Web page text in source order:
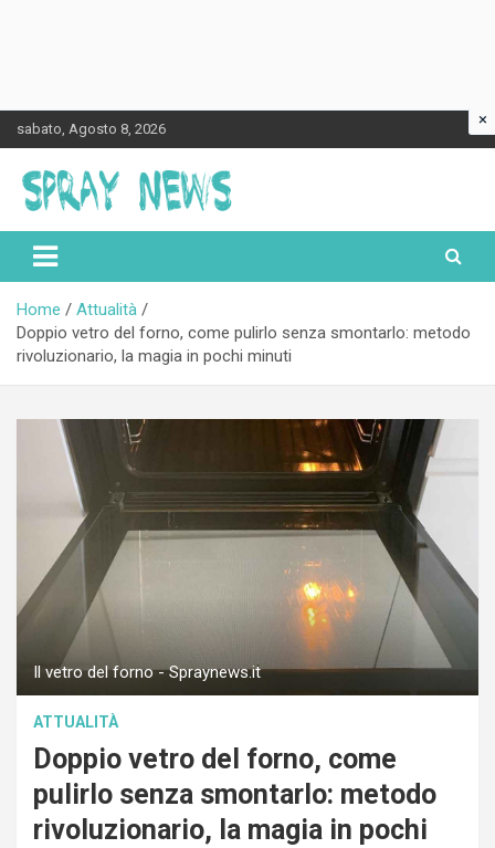
to
content
sabato, Agosto 8, 2026
Spraynews.it
Home
Attualità
Doppio vetro del forno, come pulirlo senza smontarlo: metodo
rivoluzionario, la magia in pochi minuti
Il vetro del forno - Spraynews.it
ATTUALITÀ
Doppio vetro del forno, come
pulirlo senza smontarlo: metodo
rivoluzionario, la magia in pochi
×